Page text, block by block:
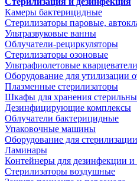
Камеры бактерицидные
Стерилизаторы паровые,
Ультразвуковые ванны
Облучатели-рециркуляторы
Стерилизаторы озоновые
Ультрафиолетовые кварцеватели
Оборудование для утилизации
Плазменные стерилизаторы
Шкафы для хранения
Дезинфицирующие комплексы
Облучатели бактерицидные
Упаковочные машины
Оборудование для стерилизации
Ламинары
Контейнеры для дезинфекции и
Стерилизаторы воздушные